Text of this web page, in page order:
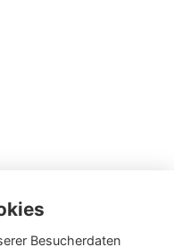
Besucherdaten